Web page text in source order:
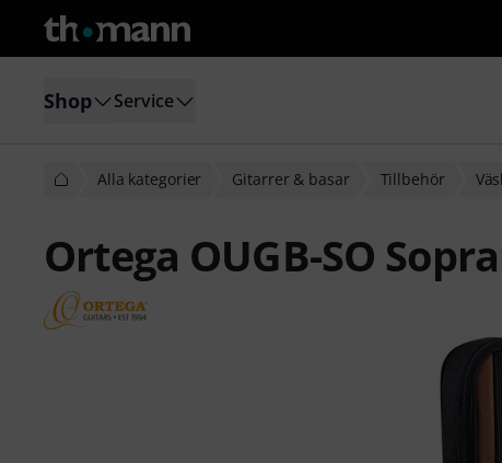
Shop Service
Alla kategorier Gitarrer & basar Tillbehör
Ortega OUGB-SO